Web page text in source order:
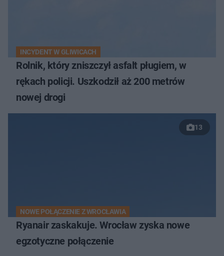
INCYDENT W GLIWICACH
Rolnik, który zniszczył asfalt pługiem, w
rękach policji. Uszkodził aż 200 metrów
nowej drogi
13
NOWE POŁĄCZENIE Z WROCŁAWIA
Ryanair zaskakuje. Wrocław zyska nowe
egzotyczne połączenie